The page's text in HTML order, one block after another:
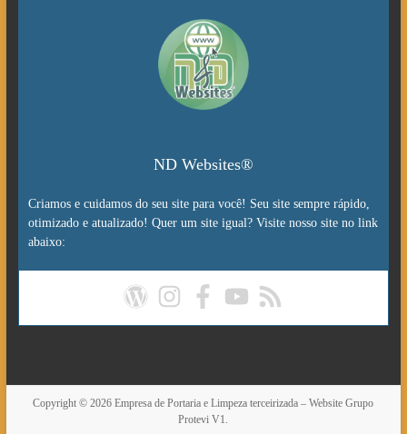
ND Websites®
Criamos e cuidamos do seu site para você! Seu site sempre rápido,
otimizado e atualizado! Quer um site igual? Visite nosso site no link
abaixo:
Copyright © 2026Empresa de Portaria e Limpeza terceirizada – Website Grupo
Protevi V1.